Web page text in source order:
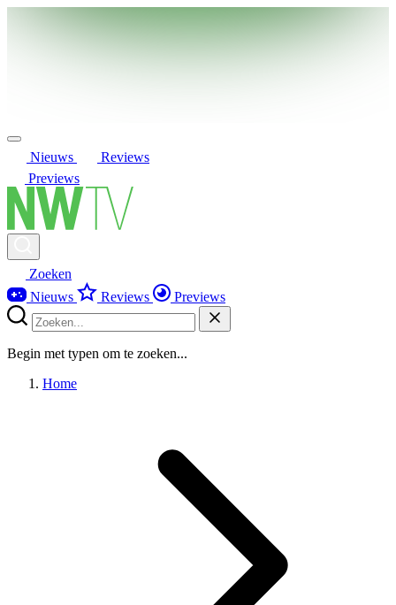
Nieuws
Reviews
Previews
Zoeken
Nieuws
Reviews Previews
Begin met typen om te zoeken...
Home